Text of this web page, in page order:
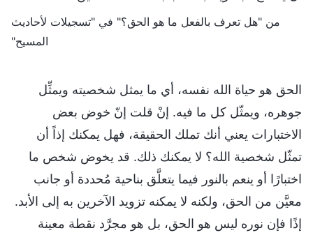
من "هل تعرف بالفعل ما هو الحق؟" في "تسجيلات لأحاديث
المسيح"
الحق هو حياة الله نفسه، أي ما يمثل شخصيته ويمثِّل
جوهره، ويمثّل كل ما فيه. إنْ قلت إنّ خوض بعض
الاختبارات يعني أنك تملك الحقيقة، فهل يمكنك إذاً أن
تمثّل شخصية الله؟ لا يمكنك ذلك. قد يخوض شخص ما
اختبارًا أو ينعم بالنور فيما يتعلَّق بناحية مُحددة أو جانب
معيَّن من الحق، ولكنه لا يمكنه تزويد الآخرين به إلى الأبد.
إذًا فإن نوره ليس هو الحق، بل هو مجرَّد نقطة معينة